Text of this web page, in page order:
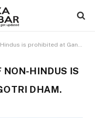
is prohibited at Gangotri Dham."
NON-HINDUS IS
DHAM.